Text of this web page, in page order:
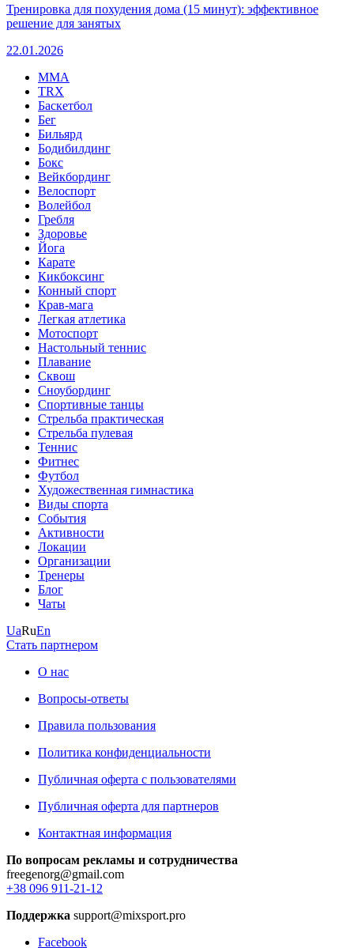
Тренировка для похудения дома (15 минут): эффективное
решение для занятых
22.01.2026
MMA
TRX
Баскетбол
Бег
Бильярд
Бодибилдинг
Бокс
Вейкбординг
Велоспорт
Волейбол
Гребля
Здоровье
Йога
Карате
Кикбоксинг
Конный спорт
Крав-мага
Легкая атлетика
Мотоспорт
Настольный теннис
Плавание
Сквош
Сноубординг
Спортивные танцы
Стрельба практическая
Стрельба пулевая
Теннис
Фитнес
Футбол
Художественная гимнастика
Виды спорта
События
Активности
Локации
Организации
Тренеры
Блог
Чаты
UaRuEn
Стать партнером
О нас
Вопросы-ответы
Правила пользования
Политика конфиденциальности
Публичная оферта с пользователями
Публичная оферта для партнеров
Контактная информация
По вопросам рекламы и сотрудничества
freegenorg@gmail.com
+38 096 911-21-12
Поддержка support@mixsport.pro
Facebook